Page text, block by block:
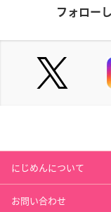
フォロー
にじめんについて
お問い合わせ